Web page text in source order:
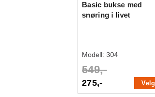
Basic bukse med
snøring i livet
Modell: 304
549,-
275,- Velg